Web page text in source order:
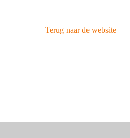
Terug naar de website